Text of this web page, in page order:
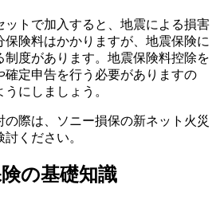
ットで加入すると、地震による損害
保険料はかかりますが、地震保険に
制度があります。地震保険料控除を
確定申告を行う必要がありますの
にしましょう。
際は、ソニー損保の新ネット火災
ください。
の基礎知識